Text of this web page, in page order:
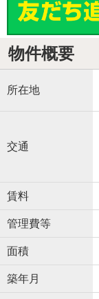
物件概要
所在地
交通
賃料
管理費等
面積
築年月